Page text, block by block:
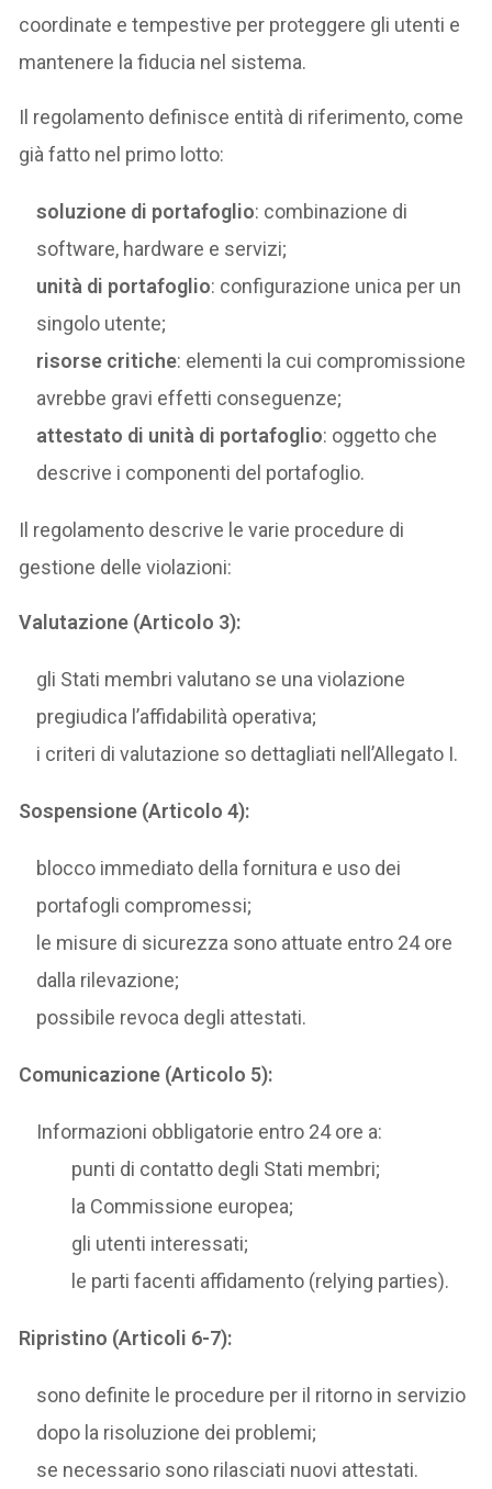
coordinate e tempestive per proteggere gli utenti e
mantenere la fiducia nel sistema.
Il regolamento definisce entità di riferimento, come
già fatto nel primo lotto:
soluzione di portafoglio: combinazione di
software, hardware e servizi;
unità di portafoglio: configurazione unica per un
singolo utente;
risorse critiche: elementi la cui compromissione
avrebbe gravi effetti conseguenze;
attestato di unità di portafoglio: oggetto che
descrive i componenti del portafoglio.
Il regolamento descrive le varie procedure di
gestione delle violazioni:
Valutazione (Articolo 3):
gli Stati membri valutano se una violazione
pregiudica l’affidabilità operativa;
i criteri di valutazione so dettagliati nell’Allegato I.
Sospensione (Articolo 4):
blocco immediato della fornitura e uso dei
portafogli compromessi;
le misure di sicurezza sono attuate entro 24 ore
dalla rilevazione;
possibile revoca degli attestati.
Comunicazione (Articolo 5):
Informazioni obbligatorie entro 24 ore a:
punti di contatto degli Stati membri;
la Commissione europea;
gli utenti interessati;
le parti facenti affidamento (relying parties).
Ripristino (Articoli 6-7):
sono definite le procedure per il ritorno in servizio
dopo la risoluzione dei problemi;
se necessario sono rilasciati nuovi attestati.